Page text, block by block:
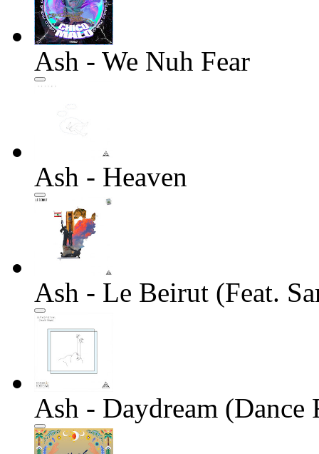
Ash - We Nuh Fear
Ash - Heaven
Ash - Le Beirut (Feat.
Ash - Daydream (Dance